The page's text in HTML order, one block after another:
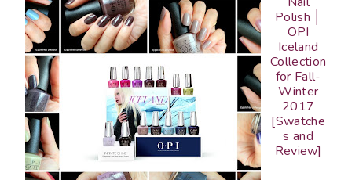
Polish │
OPI
Iceland
Collection
for Fall-
Winter
2017
[Swatche
s and
Review]